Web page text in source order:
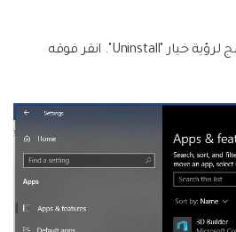
انقر فوق البرنامج لرؤية خيار "Uninstall". انقر فوقه